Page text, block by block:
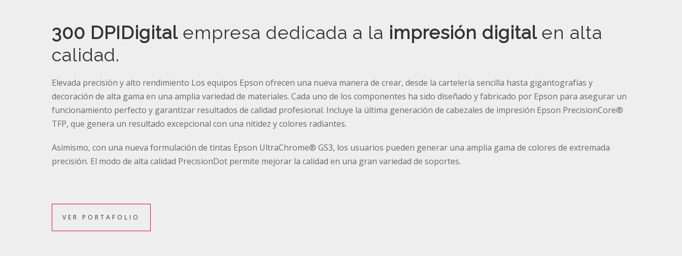
300 DPIDigitalempresa dedicada a la impresión digital en alta
calidad.
Elevada precisión y alto rendimiento Los equipos Epson ofrecen una nueva manera de crear, desde la cartelería sencilla hasta gigantografías y
decoración de alta gama en una amplia variedad de materiales. Cada uno de los componentes ha sido diseñado y fabricado por Epson para asegurar un
funcionamiento perfecto y garantizar resultados de calidad profesional. Incluye la última generación de cabezales de impresión Epson PrecisionCore®
TFP, que genera un resultado excepcional con una nitidez y colores radiantes.
Asimismo, con una nueva formulación de tintas Epson UltraChrome® GS3, los usuarios pueden generar una amplia gama de colores de extremada
precisión. El modo de alta calidad PrecisionDot permite mejorar la calidad en una gran variedad de soportes.
VER PORTAFOLIO